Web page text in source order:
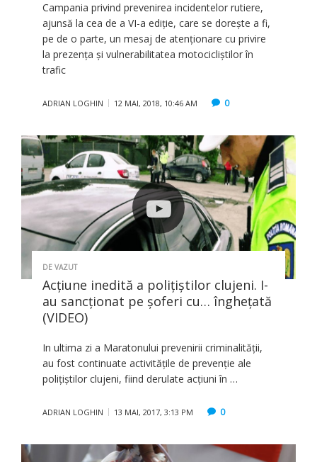
Campania privind prevenirea incidentelor rutiere,
ajunsă la cea de a VI-a ediție, care se dorește a fi,
pe de o parte, un mesaj de atenționare cu privire
la prezența și vulnerabilitatea motocicliștilor în
trafic
ADRIAN LOGHIN 12 MAI, 2018, 10:46 AM 0
DE VAZUT
Acţiune inedită a poliţiştilor clujeni. I-
au sancţionat pe şoferi cu… îngheţată
(VIDEO)
In ultima zi a Maratonului prevenirii criminalității,
au fost continuate activităţile de prevenţie ale
poliţiştilor clujeni, fiind derulate acţiuni în …
ADRIAN LOGHIN 13 MAI, 2017, 3:13 PM 0